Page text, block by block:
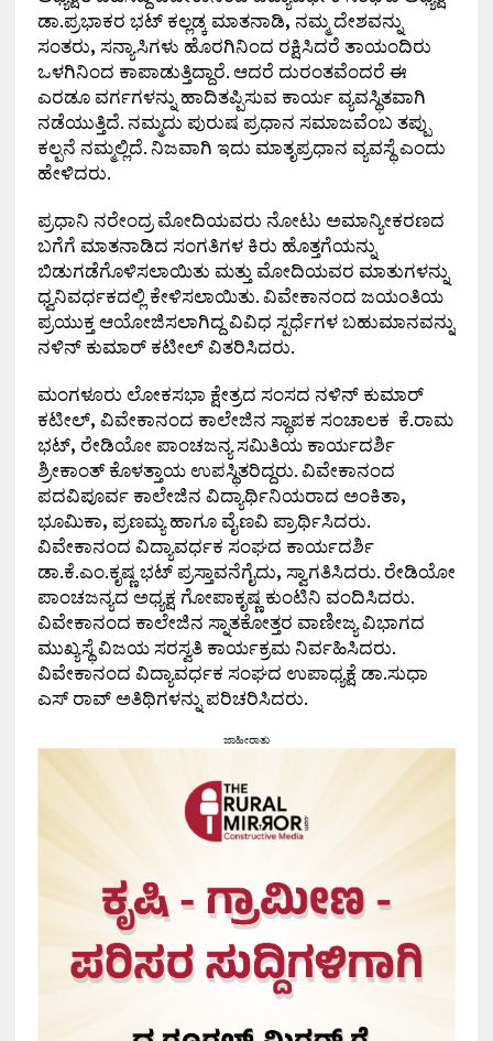
ಡಾ.ಪ್ರಭಾಕರ ಭಟ್ ಕಲ್ಲಡ್ಕ ಮಾತನಾಡಿ, ನಮ್ಮ ದೇಶವನ್ನು
ಸಂತರು, ಸನ್ಯಾಸಿಗಳು ಹೊರಗಿನಿಂದ ರಕ್ಷಿಸಿದರೆ ತಾಯಂದಿರು
ಒಳಗಿನಿಂದ ಕಾಪಾಡುತ್ತಿದ್ದಾರೆ. ಆದರೆ ದುರಂತವೆಂದರೆ ಈ
ಎರಡೂ ವರ್ಗಗಳನ್ನು ಹಾದಿತಪ್ಪಿಸುವ ಕಾರ್ಯ ವ್ಯವಸ್ಥಿತವಾಗಿ
ನಡೆಯುತ್ತಿದೆ. ನಮ್ಮದು ಪುರುಷ ಪ್ರಧಾನ ಸಮಾಜವೆಂಬ ತಪ್ಪು
ಕಲ್ಪನೆ ನಮ್ಮಲ್ಲಿದೆ. ನಿಜವಾಗಿ ಇದು ಮಾತೃಪ್ರಧಾನ ವ್ಯವಸ್ಥೆ ಎಂದು
ಹೇಳಿದರು.
ಪ್ರಧಾನಿ ನರೇಂದ್ರ ಮೋದಿಯವರು ನೋಟು ಅಮಾನ್ಯೀಕರಣದ
ಬಗೆಗೆ ಮಾತನಾಡಿದ ಸಂಗತಿಗಳ ಕಿರು ಹೊತ್ತಗೆಯನ್ನು
ಬಿಡುಗಡೆಗೊಳಿಸಲಾಯಿತು ಮತ್ತು ಮೋದಿಯವರ ಮಾತುಗಳನ್ನು
ಧ್ವನಿವರ್ಧಕದಲ್ಲಿ ಕೇಳಿಸಲಾಯಿತು. ವಿವೇಕಾನಂದ ಜಯಂತಿಯ
ಪ್ರಯುಕ್ತ ಆಯೋಜಿಸಲಾಗಿದ್ದ ವಿವಿಧ ಸ್ಪರ್ಧೆಗಳ ಬಹುಮಾನವನ್ನು
ನಳಿನ್ ಕುಮಾರ್ ಕಟೀಲ್ ವಿತರಿಸಿದರು.
ಮಂಗಳೂರು ಲೋಕಸಭಾ ಕ್ಷೇತ್ರದ ಸಂಸದ ನಳಿನ್ ಕುಮಾರ್
ಕಟೀಲ್, ವಿವೇಕಾನಂದ ಕಾಲೇಜಿನ ಸ್ಥಾಪಕ ಸಂಚಾಲಕ ಕೆ.ರಾಮ
ಭಟ್, ರೇಡಿಯೋ ಪಾಂಚಜನ್ಯ ಸಮಿತಿಯ ಕಾರ್ಯದರ್ಶಿ
ಶ್ರೀಕಾಂತ್ ಕೊಳತ್ತಾಯ ಉಪಸ್ಥಿತರಿದ್ದರು. ವಿವೇಕಾನಂದ
ಪದವಿಪೂರ್ವ ಕಾಲೇಜಿನ ವಿದ್ಯಾರ್ಥಿನಿಯರಾದ ಅಂಕಿತಾ,
ಭೂಮಿಕಾ, ಪ್ರಣಮ್ಯ ಹಾಗೂ ವೈಣವಿ ಪ್ರಾರ್ಥಿಸಿದರು.
ವಿವೇಕಾನಂದ ವಿದ್ಯಾವರ್ಧಕ ಸಂಘದ ಕಾರ್ಯದರ್ಶಿ
ಡಾ.ಕೆ.ಎಂ.ಕೃಷ್ಣ ಭಟ್ ಪ್ರಸ್ತಾವನೆಗೈದು, ಸ್ವಾಗತಿಸಿದರು. ರೇಡಿಯೋ
ಪಾಂಚಜನ್ಯದ ಅಧ್ಯಕ್ಷ ಗೋಪಾಕೃಷ್ಣ ಕುಂಟಿನಿ ವಂದಿಸಿದರು.
ವಿವೇಕಾನಂದ ಕಾಲೇಜಿನ ಸ್ನಾತಕೋತ್ತರ ವಾಣೀಜ್ಯ ವಿಭಾಗದ
ಮುಖ್ಯಸ್ಥೆ ವಿಜಯ ಸರಸ್ವತಿ ಕಾರ್ಯಕ್ರಮ ನಿರ್ವಹಿಸಿದರು.
ವಿವೇಕಾನಂದ ವಿದ್ಯಾವರ್ಧಕ ಸಂಘದ ಉಪಾಧ್ಯಕ್ಷೆ ಡಾ.ಸುಧಾ
ಎಸ್ ರಾವ್ ಅತಿಥಿಗಳನ್ನು ಪರಿಚರಿಸಿದರು.
ಜಾಹೀರಾತು